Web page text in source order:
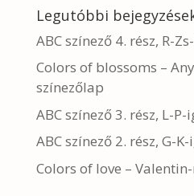
Legutóbbi
ABC színező 4. rész, R-
Colors of blossoms –
színezőlap
ABC színező 3. rész, L-P-
ABC színező 2. rész, G-K-
Colors of love –